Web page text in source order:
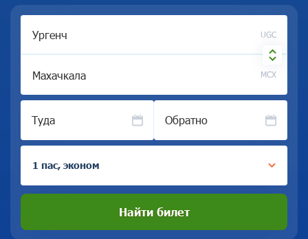
UGC
MCX
Туда Обратно
1 пас, эконом
Найти билет